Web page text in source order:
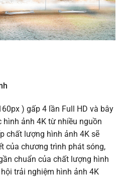
) gấp 4 lần Full HD và bây
ảnh 4K từ nhiều nguồn
chất lượng hình ảnh 4K sẽ
của chương trình phát sóng,
chuẩn của chất lượng hình
trải nghiệm hình ảnh 4K